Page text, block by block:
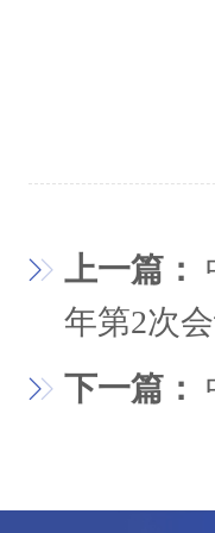
上一篇：
年第2次
下一篇：